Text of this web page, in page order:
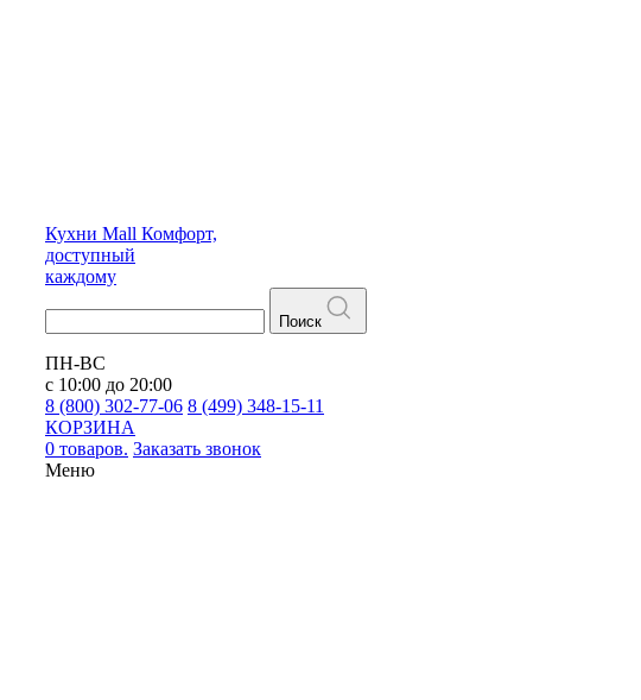
Кухни Mall Комфорт,
доступный
каждому
Поиск
ПН-ВС
с 10:00 до 20:00
8 (800) 302-77-06 8 (499) 348-15-11
КОРЗИНА
0 товаров. Заказать звонок
Меню